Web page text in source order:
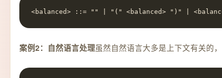
<balanced> ::= "" | "(" <balanced> ")" |
案例2：自然语言处理虽然自然语言大多是上下文有关的